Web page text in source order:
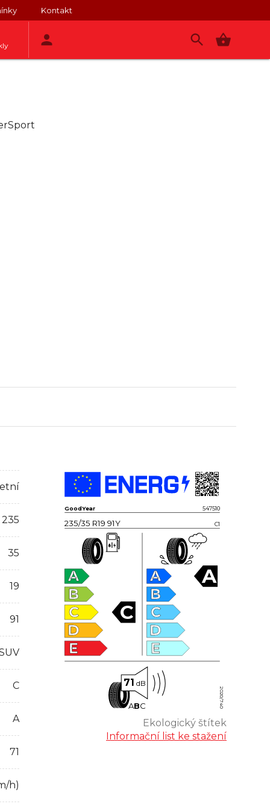
Kontakt
235
35
19
91
C
A
71
h)
GoodYear 547510
235/35 R19 91Y C1
A
B
C
D
E
C
A
B
C
D
E
A
71 dB
ABC 2020/740
Ekologický štítek
Informační list ke stažení